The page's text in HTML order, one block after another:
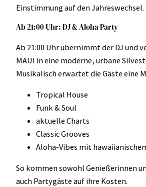
Einstimmung auf den Jahreswechsel.
Ab 21:00 Uhr: DJ & Aloha Party
Ab 21:00 Uhr übernimmt der DJ und
MAUI in eine moderne, urbane
Musikalisch erwartet die Gäste eine
Tropical House
Funk & Soul
aktuelle Charts
Classic Grooves
Aloha-Vibes mit
So kommen sowohl Genießerinnen
auch Partygäste auf ihre Kosten.